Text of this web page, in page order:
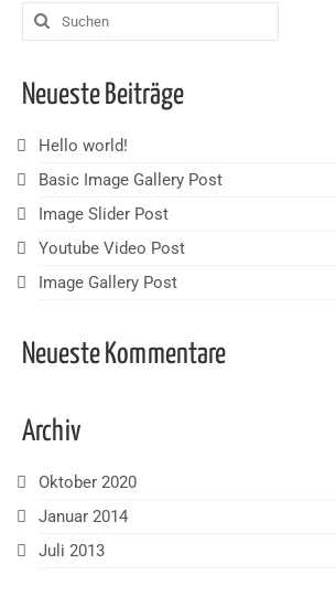
Kontakt
Suchen
nach:
Neueste Beiträge
Hello world!
Basic Image Gallery Post
Image Slider Post
Youtube Video Post
Image Gallery Post
Neueste Kommentare
Archiv
Oktober 2020
Januar 2014
Juli 2013